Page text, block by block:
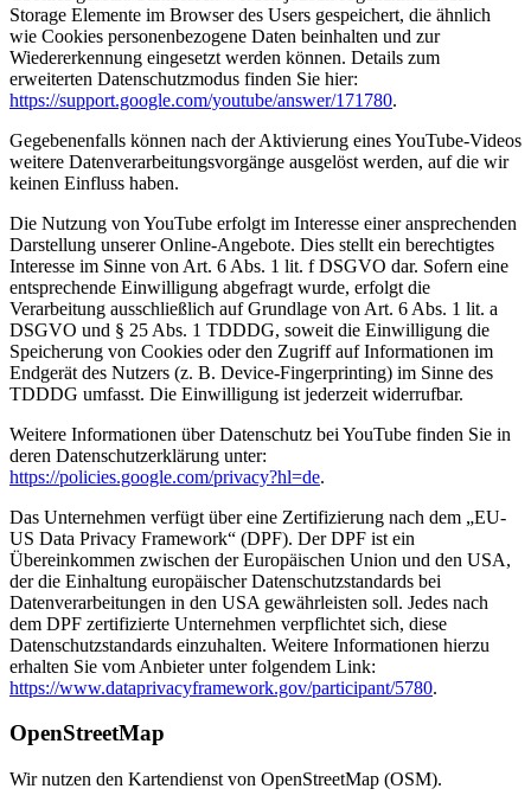
Storage Elemente im Browser des Users gespeichert, die ähnlich
wie Cookies personenbezogene Daten beinhalten und zur
Wiedererkennung eingesetzt werden können. Details zum
erweiterten Datenschutzmodus finden Sie hier:
https://support.google.com/youtube/answer/171780.
Gegebenenfalls können nach der Aktivierung eines YouTube-Videos
weitere Datenverarbeitungsvorgänge ausgelöst werden, auf die wir
keinen Einfluss haben.
Die Nutzung von YouTube erfolgt im Interesse einer ansprechenden
Darstellung unserer Online-Angebote. Dies stellt ein berechtigtes
Interesse im Sinne von Art. 6 Abs. 1 lit. f DSGVO dar. Sofern eine
entsprechende Einwilligung abgefragt wurde, erfolgt die
Verarbeitung ausschließlich auf Grundlage von Art. 6 Abs. 1 lit. a
DSGVO und § 25 Abs. 1 TDDDG, soweit die Einwilligung die
Speicherung von Cookies oder den Zugriff auf Informationen im
Endgerät des Nutzers (z. B. Device-Fingerprinting) im Sinne des
TDDDG umfasst. Die Einwilligung ist jederzeit widerrufbar.
Weitere Informationen über Datenschutz bei YouTube finden Sie in
deren Datenschutzerklärung unter:
https://policies.google.com/privacy?hl=de.
Das Unternehmen verfügt über eine Zertifizierung nach dem „EU-
US Data Privacy Framework“ (DPF). Der DPF ist ein
Übereinkommen zwischen der Europäischen Union und den USA,
der die Einhaltung europäischer Datenschutzstandards bei
Datenverarbeitungen in den USA gewährleisten soll. Jedes nach
dem DPF zertifizierte Unternehmen verpflichtet sich, diese
Datenschutzstandards einzuhalten. Weitere Informationen hierzu
erhalten Sie vom Anbieter unter folgendem Link:
https://www.dataprivacyframework.gov/participant/5780.
OpenStreetMap
Wir nutzen den Kartendienst von OpenStreetMap (OSM).